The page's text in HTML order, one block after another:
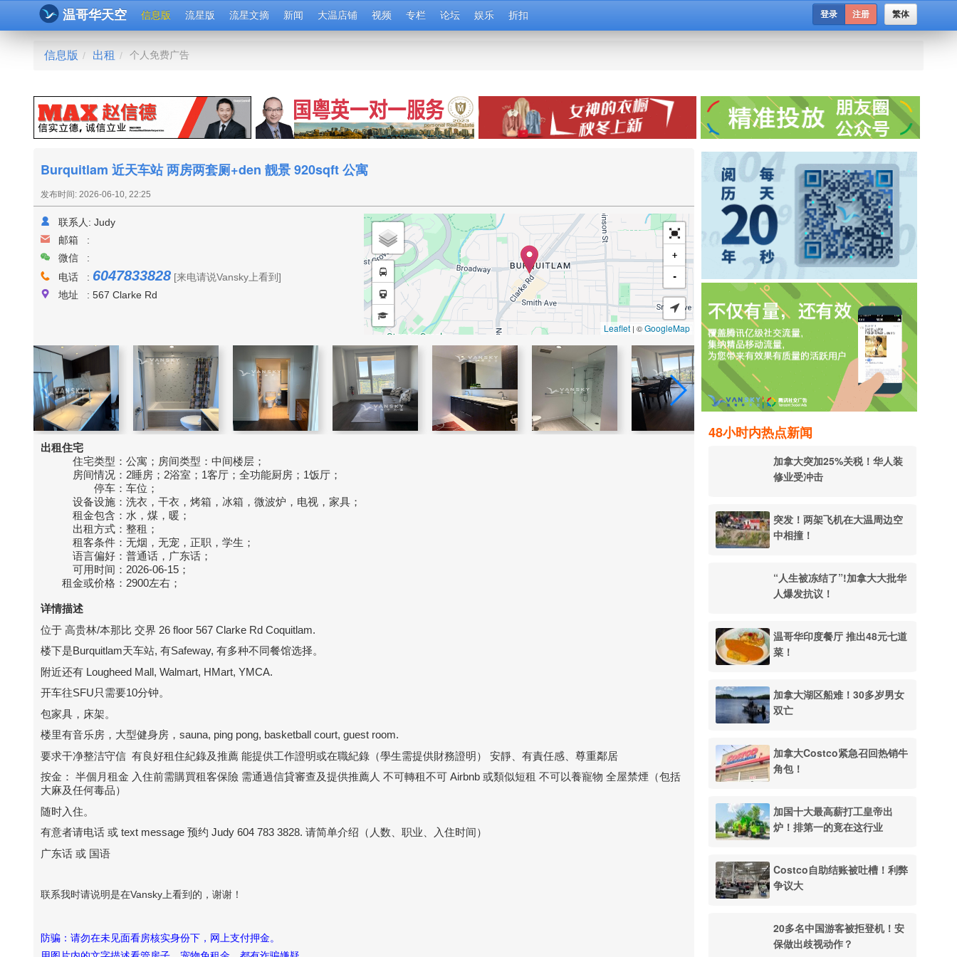
温哥华天空 信息版 流星版 流星文摘 新闻 大温店铺 视频 专栏 论坛 娱乐 折扣 繁体
登录 注册
信息版 / 出租 / 个人免费广告
48小时内热点新闻
加拿大突加25%关税！华人装
修业受冲击
突发！两架飞机在大温周边空
中相撞！
“人生被冻结了”!加拿大大批华
人爆发抗议！
温哥华印度餐厅 推出48元七道
菜！
加拿大湖区船难！30多岁男女
双亡
加拿大Costco紧急召回热销牛
角包！
加国十大最高薪打工皇帝出
炉！排第一的竟在这行业
Costco自助结账被吐槽！利弊
争议大
20多名中国游客被拒登机！安
保做出歧视动作？
Burquitlam 近天车站 两房两套厕+den 靓景 920sqft 公寓
发布时间: 2026-06-10, 22:25
联系人: Judy
邮箱 :
微信 :
电话 : 6047833828 [来电请说Vansky上看到]
地址 : 567 Clarke Rd
+
-
Leaflet | ©GoogleMap
出租住宅
住宅类型： 公寓；房间类型：中间楼层；
房间情况： 2睡房；2浴室；1客厅；全功能厨房；1饭厅；
停车： 车位；
设备设施： 洗衣，干衣，烤箱，冰箱，微波炉，电视，家具；
租金包含： 水，煤，暖；
出租方式： 整租；
租客条件： 无烟，无宠，正职，学生；
语言偏好： 普通话，广东话；
可用时间： 2026-06-15；
租金或价格： 2900左右；
详情描述
位于 高贵林/本那比 交界 26 floor 567 Clarke Rd Coquitlam.
楼下是Burquitlam天车站, 有Safeway, 有多种不同餐馆选择。
附近还有 Lougheed Mall, Walmart, HMart, YMCA.
开车往SFU只需要10分钟。
包家具，床架。
楼里有音乐房，大型健身房，sauna, ping pong, basketball court, guest room.
要求干净整洁守信 有良好租住紀錄及推薦 能提供工作證明或在職紀錄（學生需提供財務證明） 安靜、有責任感、尊重鄰居
按金： 半個月租金 入住前需購買租客保險 需通過信貸審查及提供推薦人 不可轉租不可 Airbnb 或類似短租 不可以養寵物 全屋禁煙（包括
大麻及任何毒品）
随时入住。
有意者请电话 或 text message 预约 Judy 604 783 3828. 请简单介绍（人数、职业、入住时间）
广东话 或 国语
联系我时请说明是在Vansky上看到的，谢谢！
防骗：请勿在未见面看房核实身份下，网上支付押金。